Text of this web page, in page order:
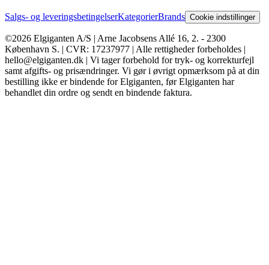
Salgs- og leveringsbetingelserKategorierBrands Cookie indstillinger
©2026 Elgiganten A/S | Arne Jacobsens Allé 16, 2. - 2300
København S. | CVR: 17237977 | Alle rettigheder forbeholdes |
hello@elgiganten.dk | Vi tager forbehold for tryk- og korrekturfejl
samt afgifts- og prisændringer. Vi gør i øvrigt opmærksom på at din
bestilling ikke er bindende for Elgiganten, før Elgiganten har
behandlet din ordre og sendt en bindende faktura.